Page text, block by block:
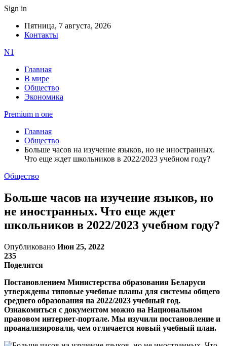
Sign in
Пятница, 7 августа, 2026
Контакты
N1
Главная
В мире
Общество
Экономика
Premium n one
Главная
Общество
Больше часов на изучение языков, но не иностранных.
Что еще ждет школьников в 2022/2023 учебном году?
Общество
Больше часов на изучение языков, но
не иностранных. Что еще ждет
школьников в 2022/2023 учебном году?
Опубликовано Июн 25, 2022
235
Поделится
Постановлением Министерства образования Беларуси
утверждены типовые учебные планы для системы общего
среднего образования на 2022/2023 учебный год.
Ознакомиться с документом можно на Национальном
правовом интернет-портале. Мы изучили постановление и
проанализировали, чем отличается новый учебный план.